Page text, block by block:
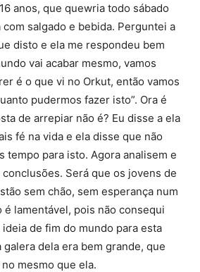
anos, que quewria todo sábado
salgado e bebida. Perguntei a
disto e ela me respondeu bem
vai acabar mesmo, vamos
é o que vi no Orkut, então vamos
pudermos fazer isto”. Ora é
de arrepiar não é? Eu disse a ela
fé na vida e ela disse que não
tempo para isto. Agora analisem e
Será que os jovens de
sem chão, sem esperança num
é lamentável, pois não consequi
de fim do mundo para esta
galera dela era bem grande, que
mesmo que ela.